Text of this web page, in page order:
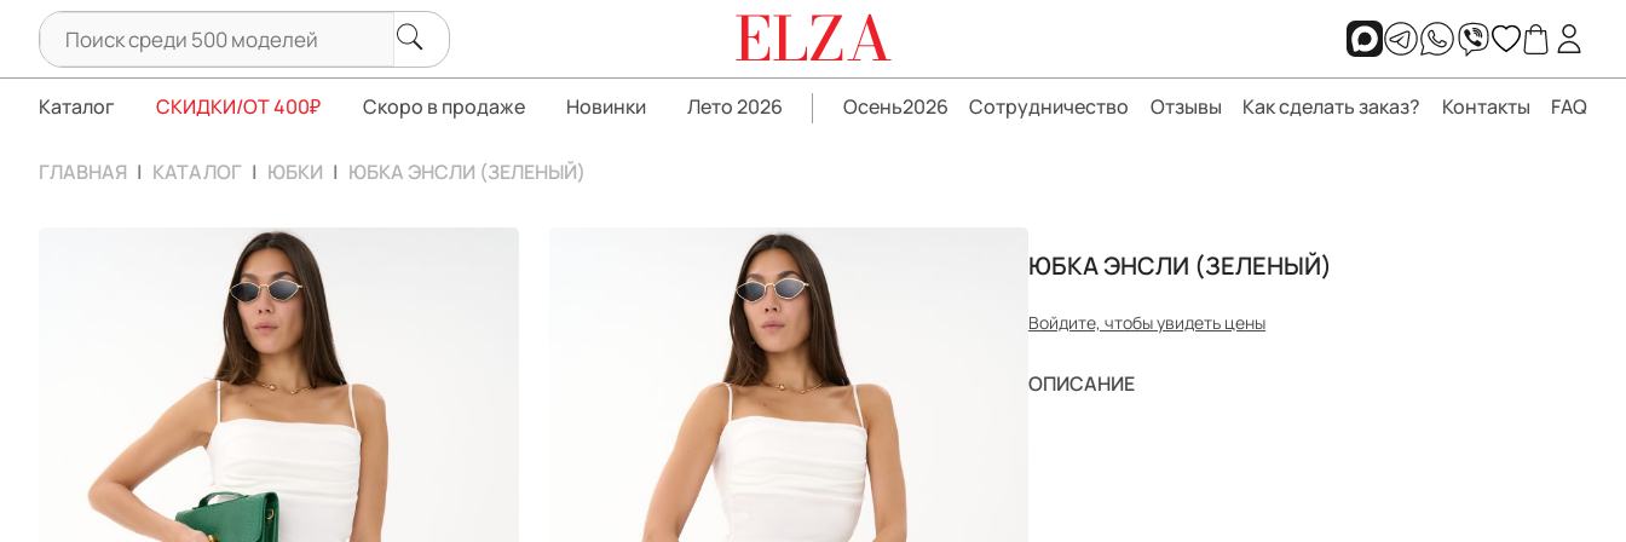
ELZA
Каталог СКИДКИ/ОТ 400₽ Скоро в продаже Новинки Лето 2026 Осень2026 Сотрудничество Отзывы Как сделать заказ? Контакты FAQ
ГЛАВНАЯ КАТАЛОГ ЮБКИ ЮБКА ЭНСЛИ (ЗЕЛЕНЫЙ)
ЮБКА ЭНСЛИ (ЗЕЛЕНЫЙ)
Войдите, чтобы увидеть цены
ОПИСАНИЕ